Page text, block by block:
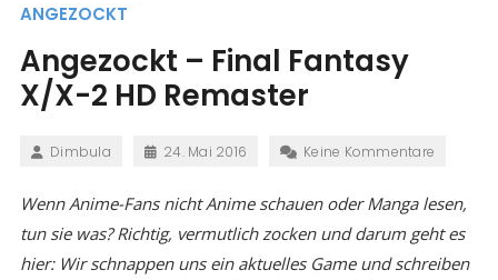
ANGEZOCKT
Angezockt – Final Fantasy
X/X-2 HD Remaster
Dimbula 24. Mai 2016 Keine Kommentare
Wenn Anime-Fans nicht Anime schauen oder Manga lesen,
tun sie was? Richtig, vermutlich zocken und darum geht es
hier: Wir schnappen uns ein aktuelles Game und schreiben